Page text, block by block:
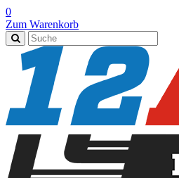
0
Zum Warenkorb